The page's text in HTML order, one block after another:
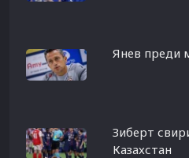
Янев преди
Зиберт
Казахстан